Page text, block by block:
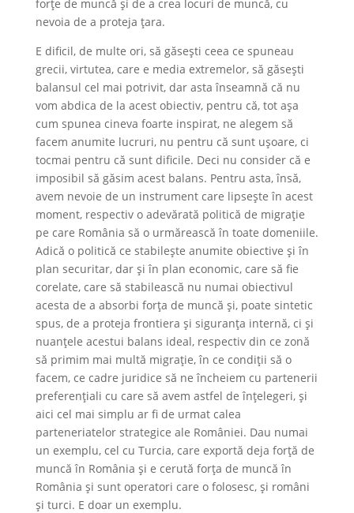
forțe de muncă și de a crea locuri de muncă, cu
nevoia de a proteja țara.
E dificil, de multe ori, să găsești ceea ce spuneau
grecii, virtutea, care e media extremelor, să găsești
balansul cel mai potrivit, dar asta înseamnă că nu
vom abdica de la acest obiectiv, pentru că, tot așa
cum spunea cineva foarte inspirat, ne alegem să
facem anumite lucruri, nu pentru că sunt ușoare, ci
tocmai pentru că sunt dificile. Deci nu consider că e
imposibil să găsim acest balans. Pentru asta, însă,
avem nevoie de un instrument care lipsește în acest
moment, respectiv o adevărată politică de migrație
pe care România să o urmărească în toate domeniile.
Adică o politică ce stabilește anumite obiective și în
plan securitar, dar și în plan economic, care să fie
corelate, care să stabilească nu numai obiectivul
acesta de a absorbi forța de muncă și, poate sintetic
spus, de a proteja frontiera și siguranța internă, ci și
nuanțele acestui balans ideal, respectiv din ce zonă
să primim mai multă migrație, în ce condiții să o
facem, ce cadre juridice să ne încheiem cu partenerii
preferențiali cu care să avem astfel de înțelegeri, și
aici cel mai simplu ar fi de urmat calea
parteneriatelor strategice ale României. Dau numai
un exemplu, cel cu Turcia, care exportă deja forță de
muncă în România și e cerută forța de muncă în
România și sunt operatori care o folosesc, și români
și turci. E doar un exemplu.